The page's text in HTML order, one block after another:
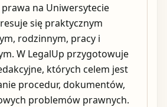
na Uniwersytecie
się praktycznym
rodzinnym, pracy i
W LegalUp przygotowuje
których celem jest
procedur, dokumentów,
problemów prawnych.